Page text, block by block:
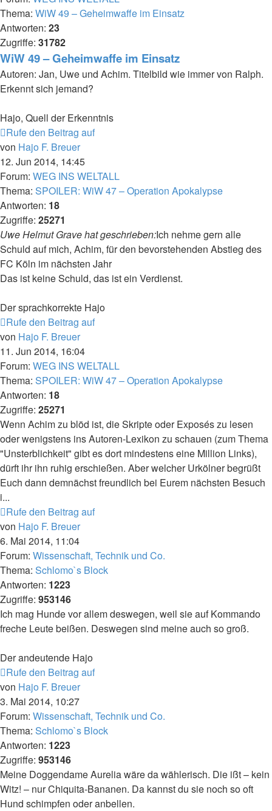
Thema: WiW 49 – Geheimwaffe im Einsatz
Antworten: 23
Zugriffe: 31782
WiW 49 – Geheimwaffe im Einsatz
Autoren: Jan, Uwe und Achim. Titelbild wie immer von Ralph.
Erkennt sich jemand?
Hajo, Quell der Erkenntnis
Rufe den Beitrag auf
von Hajo F. Breuer
12. Jun 2014, 14:45
Forum: WEG INS WELTALL
Thema: SPOILER: WiW 47 – Operation Apokalypse
Antworten: 18
Zugriffe: 25271
Uwe Helmut Grave hat geschrieben:Ich nehme gern alle
Schuld auf mich, Achim, für den bevorstehenden Abstieg des
FC Köln im nächsten Jahr
Das ist keine Schuld, das ist ein Verdienst.
Der sprachkorrekte Hajo
Rufe den Beitrag auf
von Hajo F. Breuer
11. Jun 2014, 16:04
Forum: WEG INS WELTALL
Thema: SPOILER: WiW 47 – Operation Apokalypse
Antworten: 18
Zugriffe: 25271
Wenn Achim zu blöd ist, die Skripte oder Exposés zu lesen
oder wenigstens ins Autoren-Lexikon zu schauen (zum Thema
"Unsterblichkeit" gibt es dort mindestens eine Million Links),
dürft ihr ihn ruhig erschießen. Aber welcher Urkölner begrüßt
Euch dann demnächst freundlich bei Eurem nächsten Besuch
i...
Rufe den Beitrag auf
von Hajo F. Breuer
6. Mai 2014, 11:04
Forum: Wissenschaft, Technik und Co.
Thema: Schlomo`s Block
Antworten: 1223
Zugriffe: 953146
Ich mag Hunde vor allem deswegen, weil sie auf Kommando
freche Leute beißen. Deswegen sind meine auch so groß.
Der andeutende Hajo
Rufe den Beitrag auf
von Hajo F. Breuer
3. Mai 2014, 10:27
Forum: Wissenschaft, Technik und Co.
Thema: Schlomo`s Block
Antworten: 1223
Zugriffe: 953146
Meine Doggendame Aurelia wäre da wählerisch. Die ißt – kein
Witz! – nur Chiquita-Bananen. Da kannst du sie noch so oft
Hund schimpfen oder anbellen.